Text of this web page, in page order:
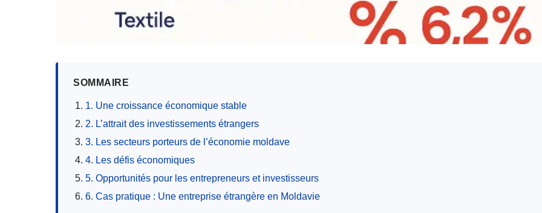
SOMMAIRE
1. Une croissance économique stable
2. L’attrait des investissements étrangers
3. Les secteurs porteurs de l’économie moldave
4. Les défis économiques
5. Opportunités pour les entrepreneurs et investisseurs
6. Cas pratique : Une entreprise étrangère en Moldavie